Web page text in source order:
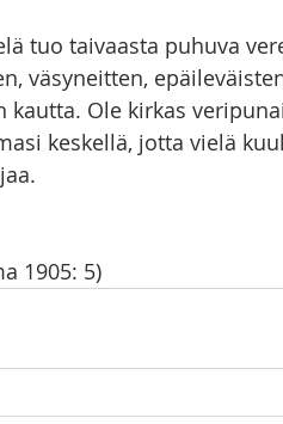
tuo taivaasta puhuva
väsyneitten,
kautta. Ole kirkas
keskellä, jotta vielä
1905: 5)